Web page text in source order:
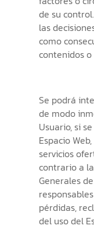
de su
las
como
contenidos
Se podrá
de modo
Usuario, si
Espacio
servicios
contrario a
Generales
pérdidas,
del uso del